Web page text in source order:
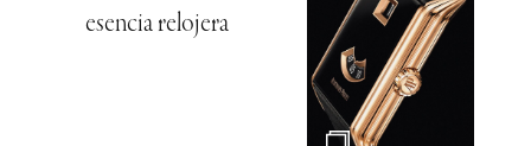
esencia relojera